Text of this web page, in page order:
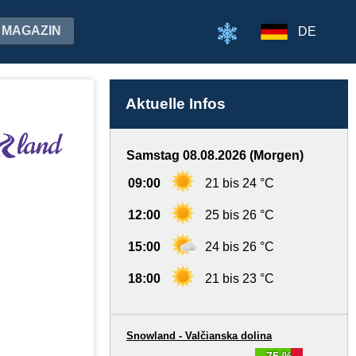
MAGAZIN DE
Aktuelle Infos
Samstag 08.08.2026 (Morgen)
09:00 21 bis 24 °C
12:00 25 bis 26 °C
15:00 24 bis 26 °C
18:00 21 bis 23 °C
Snowland - Valčianska dolina